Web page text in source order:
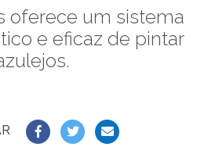
oferece um sistema
e eficaz de pintar